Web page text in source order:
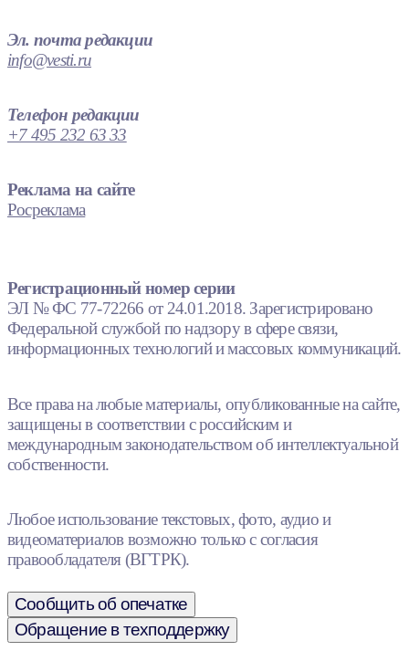
Эл. почта редакции
info@vesti.ru
Телефон редакции
+7 495 232 63 33
Реклама на сайте
Росреклама
Регистрационный номер серии
ЭЛ № ФС 77-72266 от 24.01.2018. Зарегистрировано
Федеральной службой по надзору в сфере связи,
информационных технологий и массовых коммуникаций.
Все права на любые материалы, опубликованные на сайте,
защищены в соответствии с российским и
международным законодательством об интеллектуальной
собственности.
Любое использование текстовых, фото, аудио и
видеоматериалов возможно только с согласия
правообладателя (ВГТРК).
Сообщить об опечатке
Обращение в техподдержку